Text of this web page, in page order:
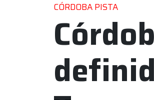
CÓRDOBA PISTA